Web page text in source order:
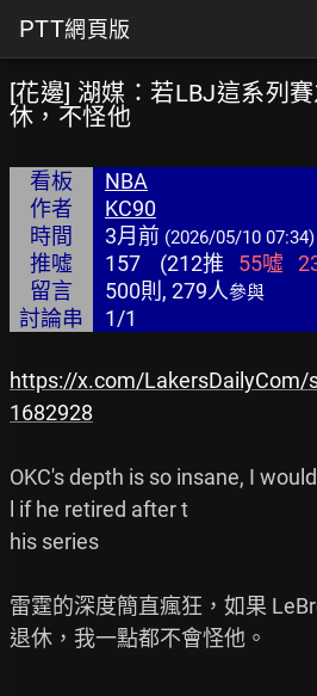
PTT網頁版
[花邊] 湖媒：若LBJ這系列
休，不怪他
看板
NBA
作者
KC90
時間
3月前 (2026/05/10 07:34)
推噓 157 (212推 55噓
留言
500則, 279人參與
討論串 1/1
https://x.com/
1682928
OKC's depth is so insane, I
l if he retired after t
his series
雷霆的深度簡直瘋狂，如果
退休，我一點都不會怪他。